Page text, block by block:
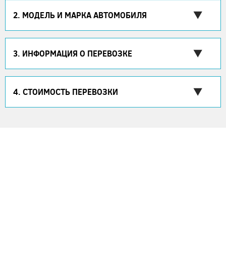
2. МОДЕЛЬ И МАРКА АВТОМОБИЛЯ
3. ИНФОРМАЦИЯ О ПЕРЕВОЗКЕ
4. СТОИМОСТЬ ПЕРЕВОЗКИ